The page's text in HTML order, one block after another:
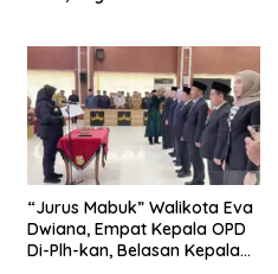
“Jurus Mabuk” Walikota Eva
Dwiana, Empat Kepala OPD
Di-Plh-kan, Belasan Kepala